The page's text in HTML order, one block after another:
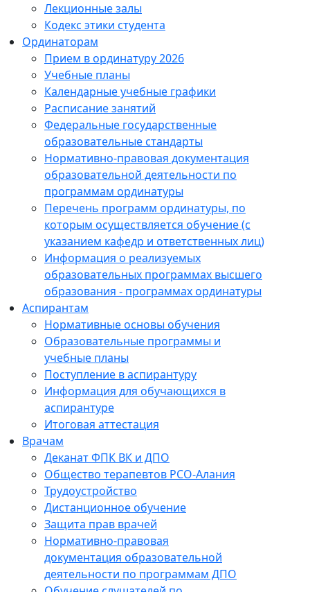
Лекционные залы
Кодекс этики студента
Ординаторам
Прием в ординатуру 2026
Учебные планы
Календарные учебные графики
Расписание занятий
Федеральные государственные
образовательные стандарты
Нормативно-правовая документация
образовательной деятельности по
программам ординатуры
Перечень программ ординатуры, по
которым осуществляется обучение (с
указанием кафедр и ответственных лиц)
Информация о реализуемых
образовательных программах высшего
образования - программах ординатуры
Аспирантам
Нормативные основы обучения
Образовательные программы и
учебные планы
Поступление в аспирантуру
Информация для обучающихся в
аспирантуре
Итоговая аттестация
Врачам
Деканат ФПК ВК и ДПО
Общество терапевтов РСО-Алания
Трудоустройство
Дистанционное обучение
Защита прав врачей
Нормативно-правовая
документация образовательной
деятельности по программам ДПО